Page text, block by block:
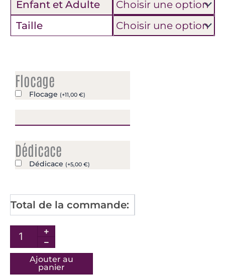
Enfant et Adulte
Taille
Flocage
Flocage (+11,00 €)
Dédicace
Dédicace (+5,00 €)
Total de la commande:
de
Maillot
LBWL
Domicile
-
Saison
2025/2026
Ajouter au
panier